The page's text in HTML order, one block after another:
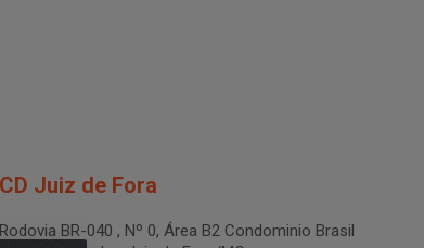
CD Juiz de Fora
Rodovia BR-040 , Nº 0, Área B2 Condominio Brasil